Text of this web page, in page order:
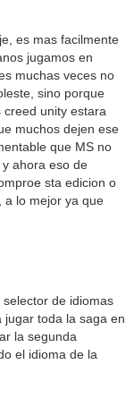
es mas facilmente
jugamos en
muchas veces no
sino porque
unity estara
muchos dejen ese
que MS no
ahora eso de
sta edicion o
a lo mejor ya que
de idiomas
jugar toda la saga en
la segunda
el idioma de la